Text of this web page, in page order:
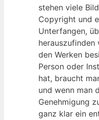
stehen viele
Copyright und
Unterfangen,
herauszufinden
den Werken
Person oder
hat, braucht
und wenn man
Genehmigung
ganz klar ein